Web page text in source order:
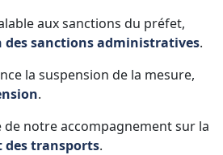
aux sanctions du préfet,
des sanctions administratives.
la suspension de la mesure,
.
de notre accompagnement sur la
des transports.